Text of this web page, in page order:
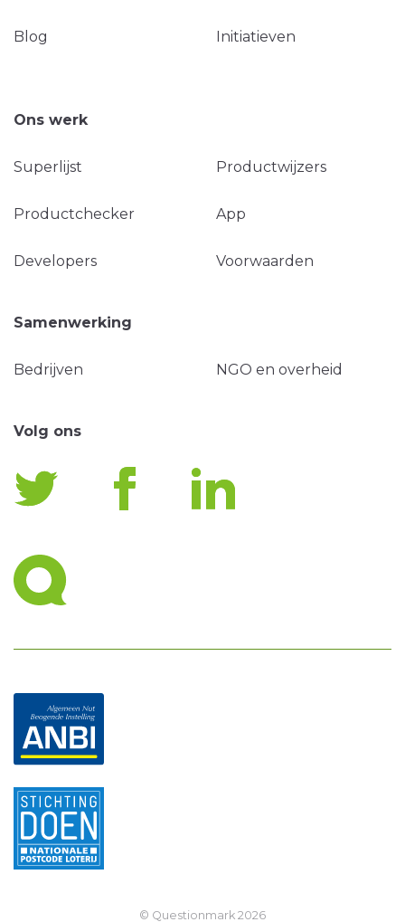
Blog Initiatieven
Ons werk
Superlijst Productwijzers
Productchecker App
Developers Voorwaarden
Samenwerking
Bedrijven NGO en overheid
Volg ons
© Questionmark 2026